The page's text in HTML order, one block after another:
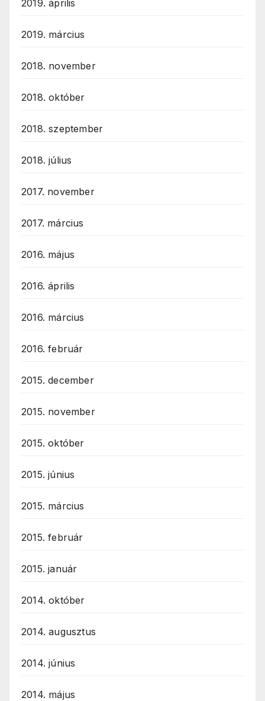
2019. április
2019. március
2018. november
2018. október
2018. szeptember
2018. július
2017. november
2017. március
2016. május
2016. április
2016. március
2016. február
2015. december
2015. november
2015. október
2015. június
2015. március
2015. február
2015. január
2014. október
2014. augusztus
2014. június
2014. május